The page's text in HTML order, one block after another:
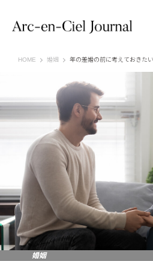
HOME Arc-en-Ciel Journal（アルカンシエル ジャ
婚姻 年の差婚の前に考えておきた
婚姻